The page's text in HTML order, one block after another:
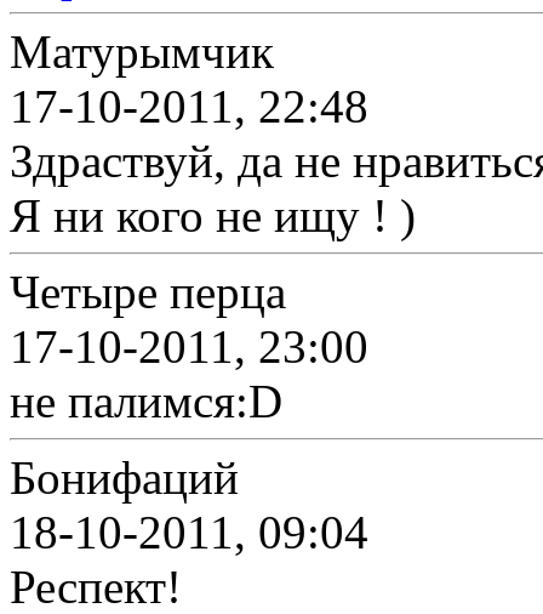
Матурымчик
17-10-2011, 22:48
Здраствуй, да не
Я ни кого не ищу ! )
Четыре перца
17-10-2011, 23:00
не палимся:D
Бонифаций
18-10-2011, 09:04
Респект!